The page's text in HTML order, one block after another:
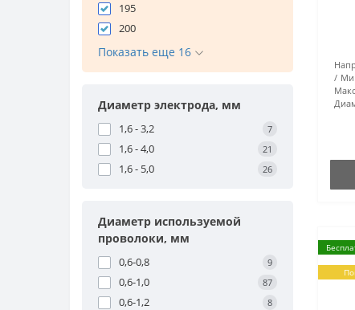
195
200
Показать еще 16
Диаметр электрода, мм
1,6 - 3,2 7
1,6 - 4,0 21
1,6 - 5,0 26
Диаметр используемой
проволоки, мм
0,6-0,8 9
0,6-1,0 87
0,6-1,2 8